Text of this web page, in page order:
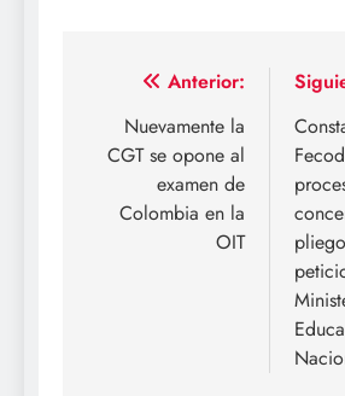
Navegación
entradas
Anterior:
Nuevamente la
CGT se opone al
examen de
Colombia en la
OIT